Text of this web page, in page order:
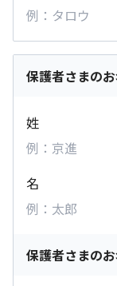
保護者さまの
姓
名
保護者さまのお